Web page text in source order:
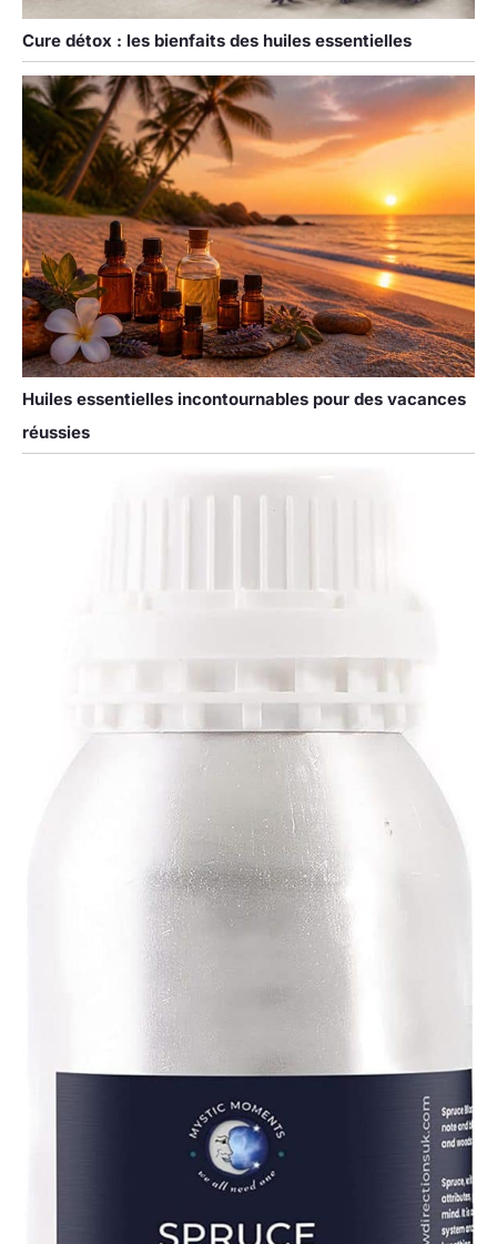
Cure détox : les bienfaits des huiles essentielles
Huiles essentielles incontournables pour des vacances
réussies